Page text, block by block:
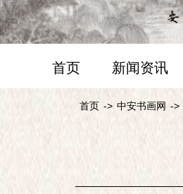
首页 新闻资讯
首页 -> 中安书画网 ->